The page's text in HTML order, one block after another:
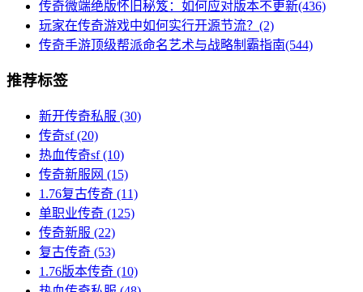
传奇微端绝版怀旧秘笈：如何应对版本不更新(436)
玩家在传奇游戏中如何实行开源节流？(2)
传奇手游顶级帮派命名艺术与战略制霸指南(544)
推荐标签
新开传奇私服 (30)
传奇sf(20)
热血传奇sf(10)
传奇新服网 (15)
1.76复古传奇 (11)
单职业传奇 (125)
传奇新服 (22)
复古传奇 (53)
1.76版本传奇 (10)